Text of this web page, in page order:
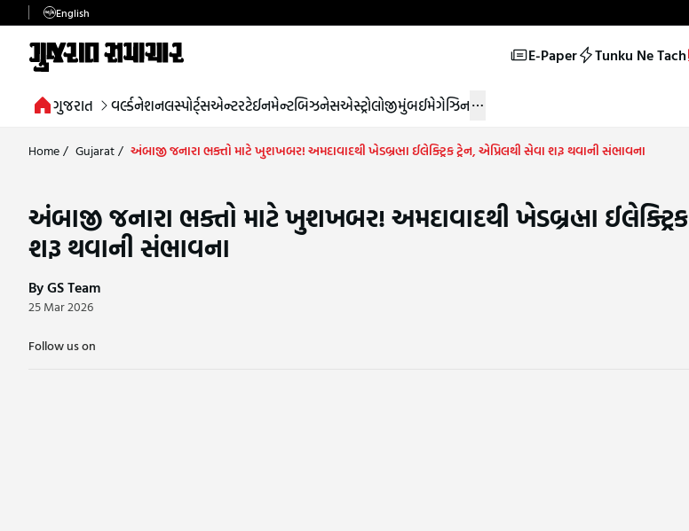
English
E-Paper Tunku Ne Tach
ગુજરાત વર્લ્ડનેશનલસ્પોર્ટ્સએન્ટરટેઈનમેન્ટબિઝનેસએસ્ટ્રોલોજીમુંબઈમેગેઝિન
Home/ Gujarat/ અંબાજી જનારા ભક્તો માટે ખુશખબર! અમદાવાદથી ખેડબ્રહ્મા ઈલેક્ટ્રિક ટ્રેન, એપ્રિલથી સેવા શરૂ થવાની સંભાવના
અંબાજી જનારા ભક્તો માટે ખુશખબર! અમદાવાદથી ખેડબ્રહ્મા ઈલેક્ટ્રિક
શરૂ થવાની સંભાવના
By GS Team
25 Mar 2026
Follow us on